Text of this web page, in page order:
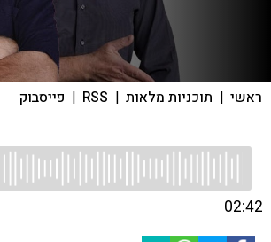
ראשי | תוכניות מלאות |
RSS
| פייסבוק
02:42